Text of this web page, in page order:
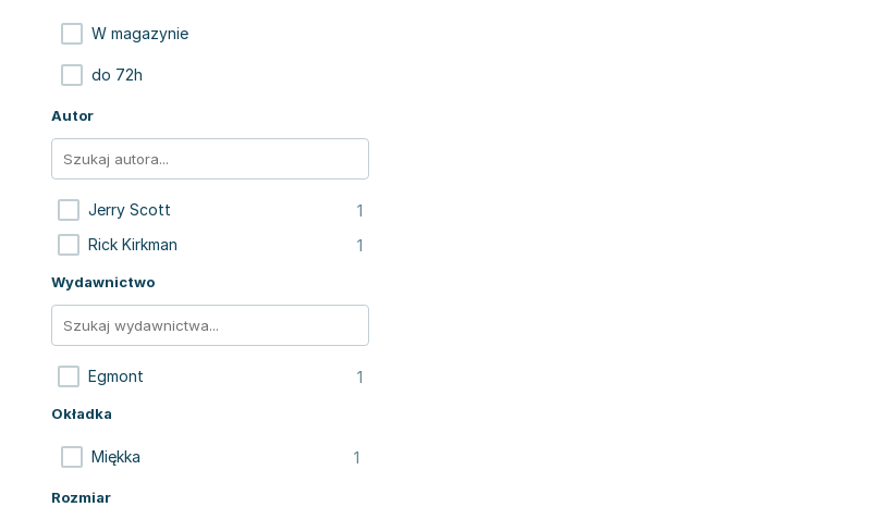
W magazynie
do 72h
Autor
Jerry Scott 1
Rick Kirkman 1
Wydawnictwo
Egmont 1
Okładka
Miękka 1
Rozmiar